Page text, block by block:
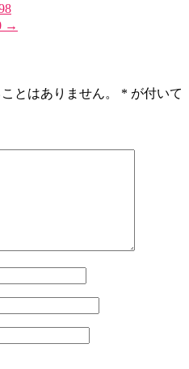
→
とはありません。 * が付いて